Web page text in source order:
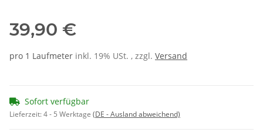
39,90 €
pro 1 Laufmeter inkl. 19% USt. , zzgl. Versand
Sofort verfügbar
Lieferzeit:4 - 5 Werktage (DE - Ausland abweichend)